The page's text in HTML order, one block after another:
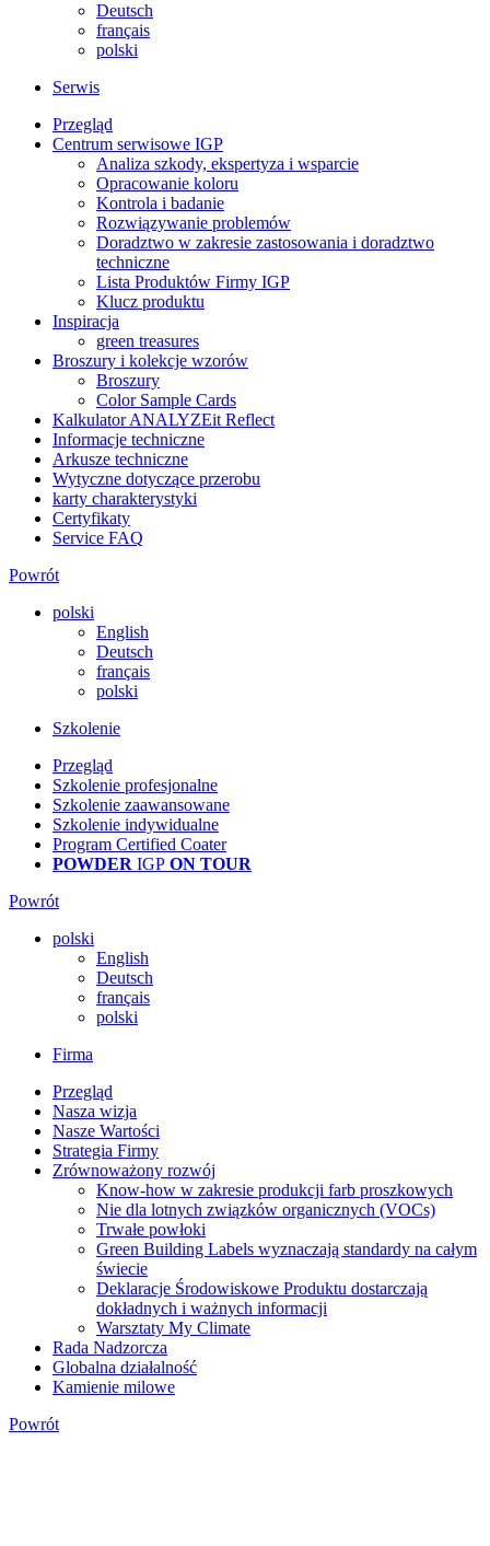
Deutsch
français
polski
Serwis
Przegląd
Centrum serwisowe IGP
Analiza szkody, ekspertyza i wsparcie
Opracowanie koloru
Kontrola i badanie
Rozwiązywanie problemów
Doradztwo w zakresie zastosowania i doradztwo
techniczne
Lista Produktów Firmy IGP
Klucz produktu
Inspiracja
green treasures
Broszury i kolekcje wzorów
Broszury
Color Sample Cards
Kalkulator ANALYZEit Reflect
Informacje techniczne
Arkusze techniczne
Wytyczne dotyczące przerobu
karty charakterystyki
Certyfikaty
Service FAQ
Powrót
polski
English
Deutsch
français
polski
Szkolenie
Przegląd
Szkolenie profesjonalne
Szkolenie zaawansowane
Szkolenie indywidualne
Program Certified Coater
POWDER IGP ON TOUR
Powrót
polski
English
Deutsch
français
polski
Firma
Przegląd
Nasza wizja
Nasze Wartości
Strategia Firmy
Zrównoważony rozwój
Know-how w zakresie produkcji farb proszkowych
Nie dla lotnych związków organicznych (VOCs)
Trwałe powłoki
Green Building Labels wyznaczają standardy na całym
świecie
Deklaracje Środowiskowe Produktu dostarczają
dokładnych i ważnych informacji
Warsztaty My Climate
Rada Nadzorcza
Globalna działalność
Kamienie milowe
Powrót